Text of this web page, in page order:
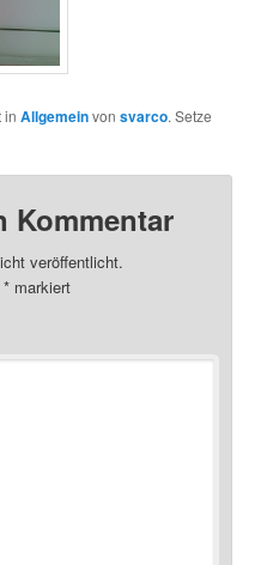
inAllgemeinvonsvarco. Setze
Kommentar
veröffentlicht.
* markiert